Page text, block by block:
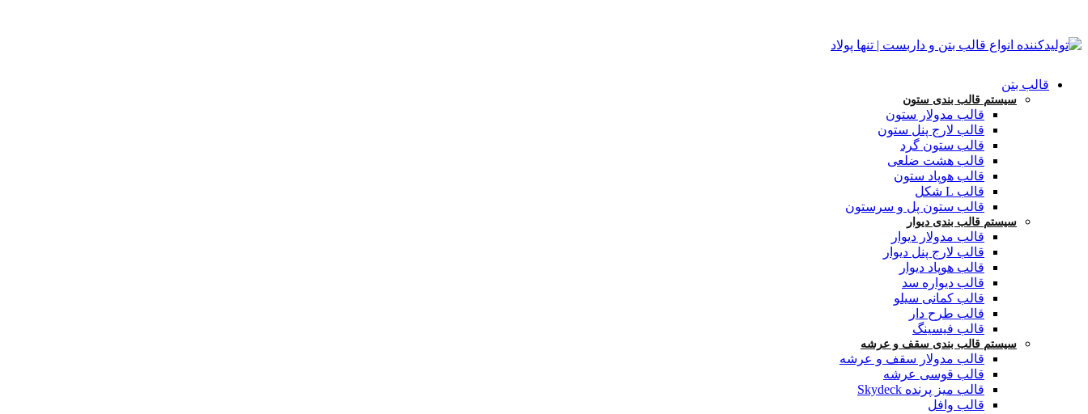
قالب بتن
سیستم قالب بندی ستون
قالب مدولار ستون
قالب لارج پنل ستون
قالب ستون گرد
قالب هشت ضلعی
قالب هوپاد ستون
قالب L شکل
قالب ستون پل و سرستون
سیستم قالب بندی دیوار
قالب مدولار دیوار
قالب لارج پنل دیوار
قالب هوپاد دیوار
قالب دیواره سد
قالب کمانی سیلو
قالب طرح دار
قالب فیسینگ
سیستم قالب بندی سقف و عرشه
قالب مدولار سقف و عرشه
قالب قوسی عرشه
قالب میز پرنده Skydeck
قالب وافل